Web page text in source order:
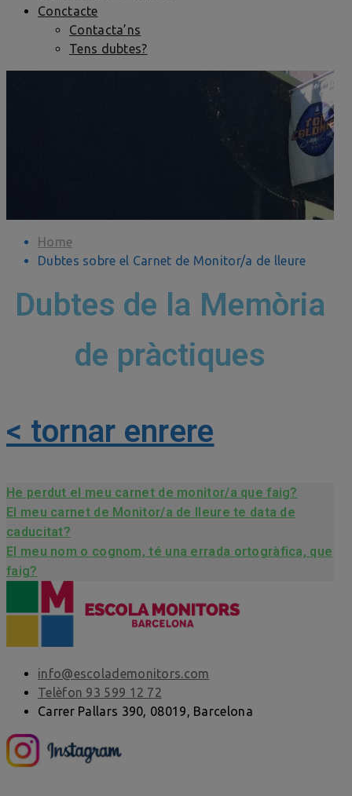
Conctacte
Contacta’ns
Tens dubtes?
Home
Dubtes sobre el Carnet de Monitor/a de lleure
Dubtes de la Memòria
de pràctiques
< tornar enrere
He perdut el meu carnet de monitor/a que faig?
El meu carnet de Monitor/a de lleure te data de
caducitat?
El meu nom o cognom, té una errada ortogràfica, que
faig?
info@escolademonitors.com
Telèfon 93 599 12 72
Carrer Pallars 390, 08019, Barcelona